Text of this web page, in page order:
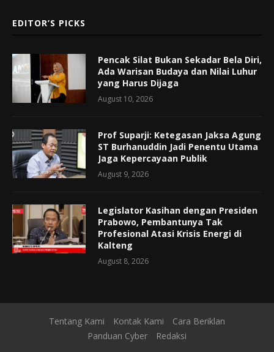
EDITOR’S PICKS
Pencak Silat Bukan Sekadar Bela Diri,
Ada Warisan Budaya dan Nilai Luhur
yang Harus Dijaga
August 10, 2026
Prof Suparji: Ketegasan Jaksa Agung
ST Burhanuddin Jadi Penentu Utama
Jaga Kepercayaan Publik
August 9, 2026
Legislator Kasihan dengan Presiden
Prabowo, Pembantunya Tak
Profesional Atasi Krisis Energi di
Kalteng
August 8, 2026
Tentang Kami Kontak Kami
Cara Beriklan
Panduan Cyber
Redaksi